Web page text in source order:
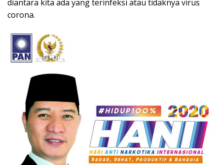
diantara kita ada yang terinfeksi atau tidaknya virus
corona.